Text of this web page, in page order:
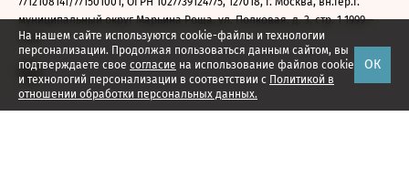
На нашем сайте используются cookie-файлы и технологии
персонализации. Продолжая пользоваться данным сайтом, вы
подтверждаете свое согласие на использование файлов cookie
и технологий персонализации в соответствии с Политикой в
отношении обработки персональных данных.
ОК
муниципальный округ Марьина Роща, ул. Полковая, д. 3, стр. 1 1999—
2026